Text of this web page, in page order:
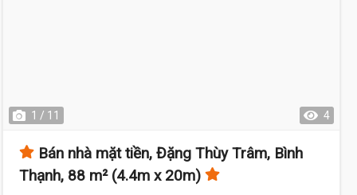
1 / 11 4
Bán nhà mặt tiền, Đặng Thùy Trâm, Bình
Thạnh, 88 m² (4.4m x 20m)